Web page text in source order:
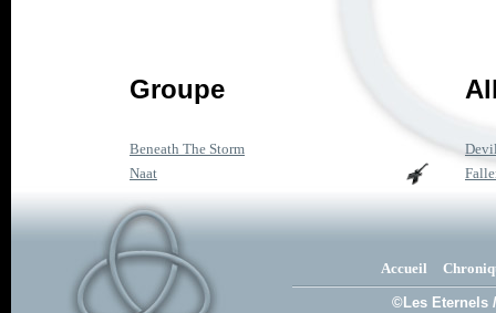
Groupe
Beneath The Storm
Naat
Accueil
©Les Eternels